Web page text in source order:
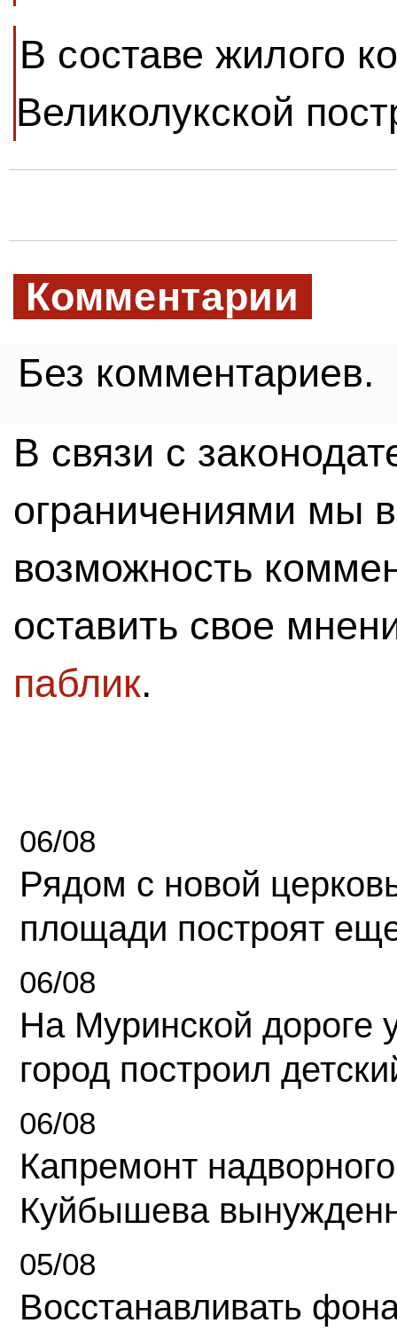
В составе жилого
Великолукской
Комментарии
Без комментариев.
В связи с
ограничениями мы
возможность
оставить свое
паблик.
06/08
Рядом с новой
площади построят
06/08
На Муринской дороге
город построил
06/08
Капремонт
Куйбышева
05/08
Восстанавливать